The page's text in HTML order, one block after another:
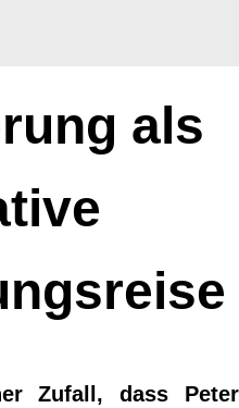
als
Zufall, dass Peter